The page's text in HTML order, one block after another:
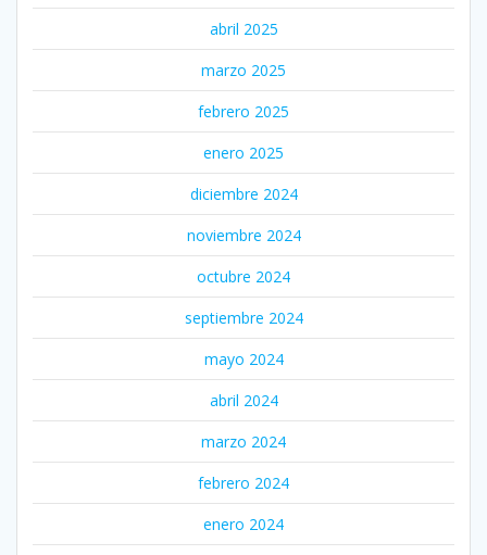
abril 2025
marzo 2025
febrero 2025
enero 2025
diciembre 2024
noviembre 2024
octubre 2024
septiembre 2024
mayo 2024
abril 2024
marzo 2024
febrero 2024
enero 2024